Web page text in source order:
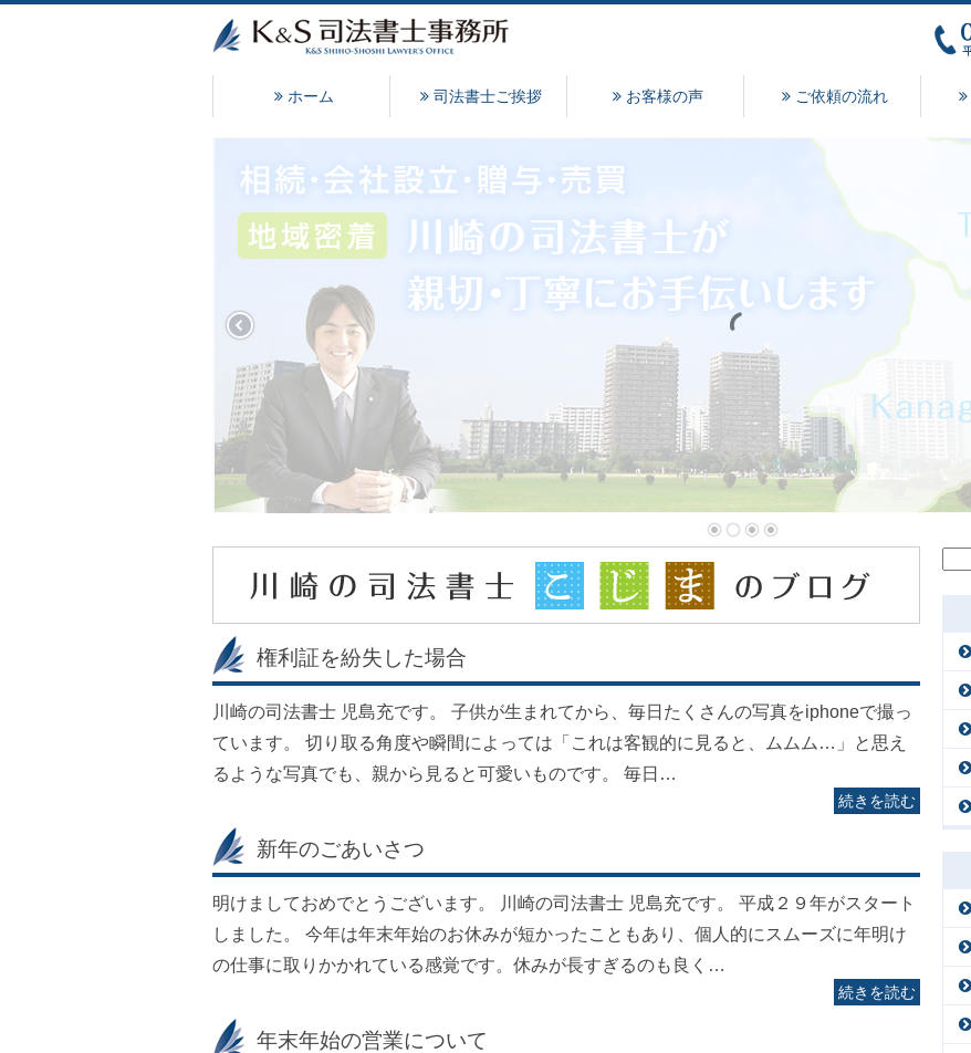
ホーム 司法書士ご挨拶 お客様の声 ご依頼の流れ
権利証を紛失した場合
川崎の司法書士 児島充です。 子供が生まれてから、毎日たくさんの写真をiphoneで撮っ
ています。 切り取る角度や瞬間によっては「これは客観的に見ると、ムムム…」と思え
るような写真でも、親から見ると可愛いものです。 毎日…
続きを読む
新年のごあいさつ
明けましておめでとうございます。 川崎の司法書士 児島充です。 平成２９年がスタート
しました。 今年は年末年始のお休みが短かったこともあり、個人的にスムーズに年明け
の仕事に取りかかれている感覚です。休みが長すぎるのも良く…
続きを読む
年末年始の営業について
検
索: